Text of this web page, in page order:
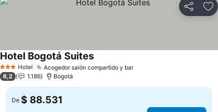
Compartir
3 Estrellas
Hotel Acogedor salón compartido y bar
Hotel Bogotá Suites
6,2 1.186 Bogotá
De $ 88.531